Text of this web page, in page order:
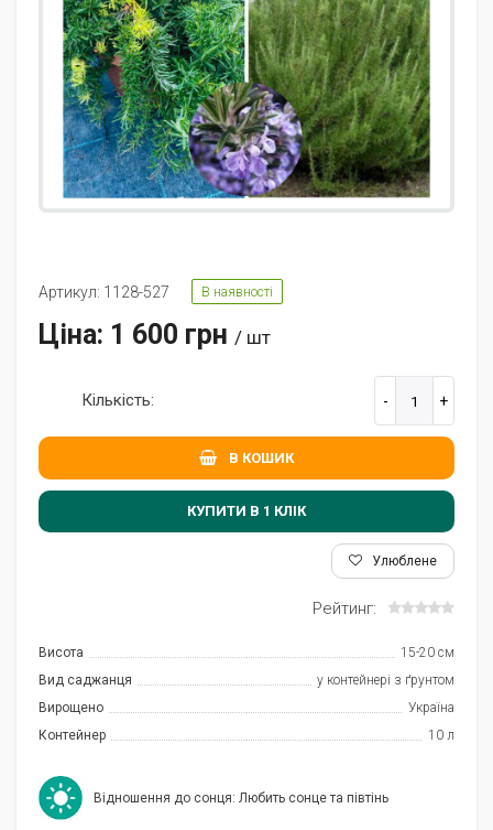
Артикул: 1128-527 В наявності
Ціна: 1 600 грн / шт
Кількість:
В КОШИК
КУПИТИ В 1 КЛIК
Улюблене
Рейтинг:
Висота
15-20 см
Вид саджанця
у контейнері з ґрунтом
Вирощено
Україна
Контейнер
10 л
Відношення до сонця: Любить сонце та півтінь